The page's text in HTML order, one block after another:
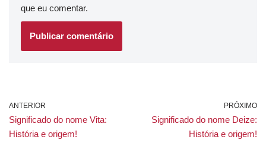
que eu comentar.
ANTERIOR
Significado do nome Vita:
História e origem!
PRÓXIMO
Significado do nome Deize:
História e origem!